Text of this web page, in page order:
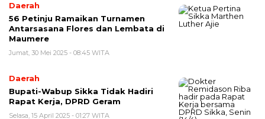
Daerah
56 Petinju Ramaikan Turnamen
Antarsasana Flores dan Lembata di
Maumere
Jumat, 30 Mei 2025 - 08:45 WITA
Daerah
Bupati-Wabup Sikka Tidak Hadiri
Rapat Kerja, DPRD Geram
Selasa, 15 April 2025 - 01:27 WITA